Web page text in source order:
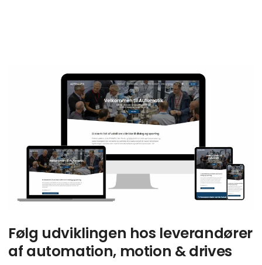
Følg udviklingen hos leverandører
af automation, motion & drives